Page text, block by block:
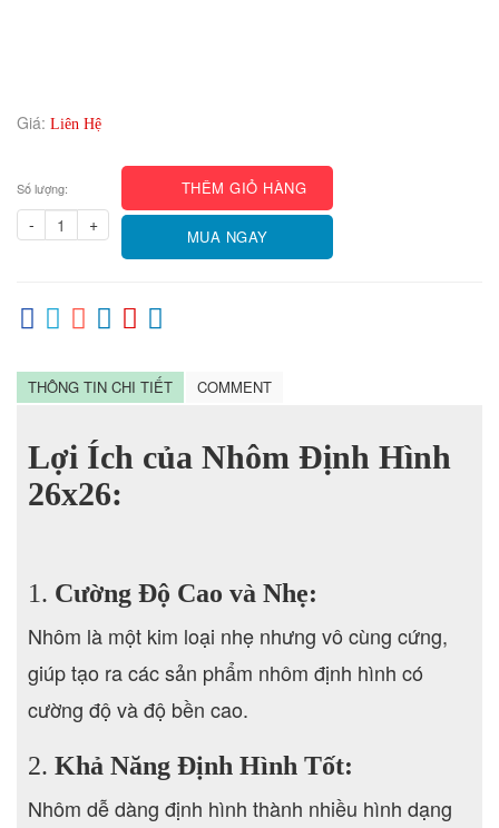
Giá: Liên Hệ
Số lượng:
- +
THÊM GIỎ HÀNG
MUA NGAY
THÔNG TIN CHI TIẾT COMMENT
Lợi Ích của Nhôm Định Hình
26x26:
1. Cường Độ Cao và Nhẹ:
Nhôm là một kim loại nhẹ nhưng vô cùng cứng,
giúp tạo ra các sản phẩm nhôm định hình có
cường độ và độ bền cao.
2. Khả Năng Định Hình Tốt:
Nhôm dễ dàng định hình thành nhiều hình dạng